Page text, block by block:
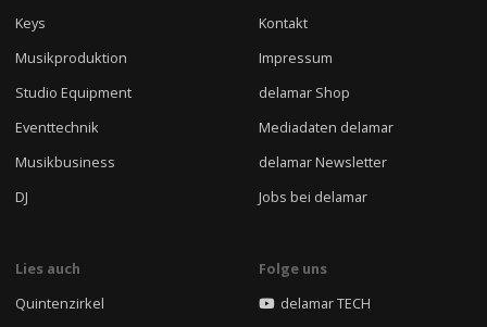
Keys
Musikproduktion
Studio Equipment
Eventtechnik
Musikbusiness
DJ
Kontakt
Impressum
delamar Shop
Mediadaten delamar
delamar Newsletter
Jobs bei delamar
Lies auch
Quintenzirkel
Folge uns
delamar TECH